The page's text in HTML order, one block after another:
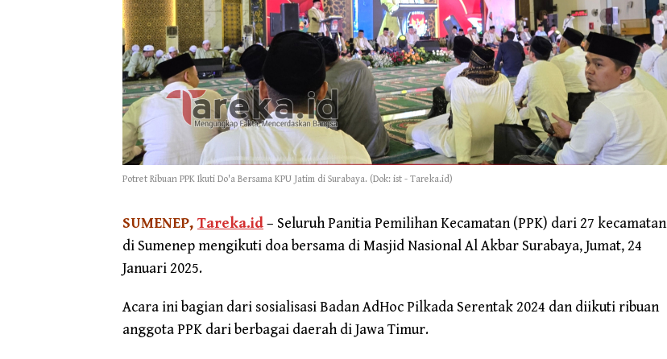
Potret Ribuan PPK Ikuti Do'a Bersama KPU Jatim di Surabaya. (Dok: ist - Tareka.id)
SUMENEP, Tareka.id– Seluruh Panitia Pemilihan Kecamatan (PPK) dari 27 kecamatan
di Sumenep mengikuti doa bersama di Masjid Nasional Al Akbar Surabaya, Jumat, 24
Januari 2025.
Acara ini bagian dari sosialisasi Badan AdHoc Pilkada Serentak 2024 dan diikuti ribuan
anggota PPK dari berbagai daerah di Jawa Timur.